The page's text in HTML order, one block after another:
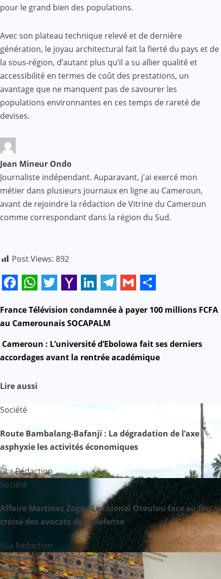
pour le grand bien des populations.
Avec son plateau technique relevé et de dernière
génération, le joyau architectural fait la fierté du pays et de
la sous-région, d’autant plus qu’il a su allier qualité et
accessibilité en termes de coût des prestations, un
avantage que ne manquent pas de savourer les
populations environnantes en ces temps de rareté de
devises.
Jean Mineur Ondo
Journaliste indépendant. Auparavant, j'ai exercé mon
métier dans plusieurs journaux en ligne au Cameroun,
avant de rejoindre la rédaction de Vitrine du Cameroun
comme correspondant dans la région du Sud.
Post Views: 892
Facebook
WhatsApp
Twitter
Yahoo
Mail
LinkedIn
Telegram
GmailShare
N
v
a
t
o
d
e
l
France Télévision condamnée à payer 100 millions FCFA
au Camerounais SOCAPALM
Cameroun : L’université d’Ebolowa fait ses derniers
accordages avant la rentrée académique
Lire aussi
Société
Route Bambalang-Bafanji : La dégradation de l’axe
asphyxie les activités économiques
La Rédaction
Société
Affaire Martinez Zogo : Le colonel Otoulou face au feu
croisé des avocats de la défense
La Rédaction
Société